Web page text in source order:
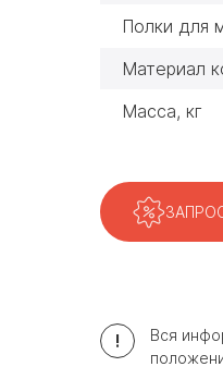
Полки для
Материал
Масса, кг
!
Вся